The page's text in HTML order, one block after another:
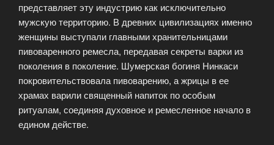
представляет эту индустрию как исключительно
мужскую территорию. В древних цивилизациях именно
женщины выступали главными хранительницами
пивоваренного ремесла, передавая секреты варки из
поколения в поколение. Шумерская богиня Нинкаси
покровительствовала пивоварению, а жрицы в ее
храмах варили священный напиток по особым
ритуалам, соединяя духовное и ремесленное начало в
едином действе.